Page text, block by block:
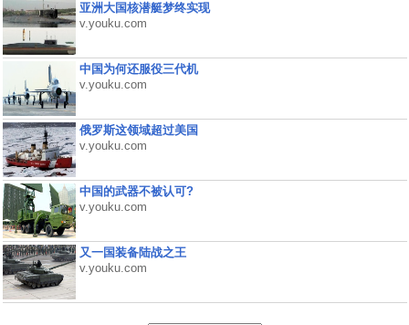
亚洲大国核潜艇梦终实现
v.youku.com
中国为何还服役三代机
v.youku.com
俄罗斯这领域超过美国
v.youku.com
中国的武器不被认可?
v.youku.com
又一国装备陆战之王
v.youku.com